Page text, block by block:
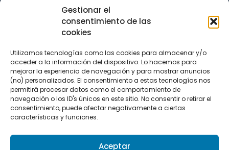
Gestionar el
consentimiento de las
cookies
Utilizamos tecnologías como las cookies para almacenar y/o
acceder a la información del dispositivo. Lo hacemos para
mejorar la experiencia de navegación y para mostrar anuncios
(no) personalizados. El consentimiento a estas tecnologías nos
permitirá procesar datos como el comportamiento de
navegación o los ID's únicos en este sitio. No consentir o retirar el
consentimiento, puede afectar negativamente a ciertas
características y funciones.
Aceptar
CONTACTO
+34 662 342 177
info@vkssport.com
SÍGUENOS
Política de privacidad